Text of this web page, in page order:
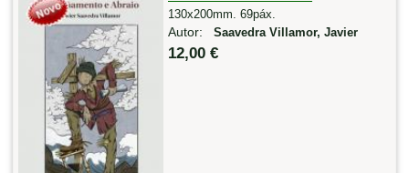
130x200mm. 69páx.
Autor: Saavedra Villamor, Javier
12,00 €